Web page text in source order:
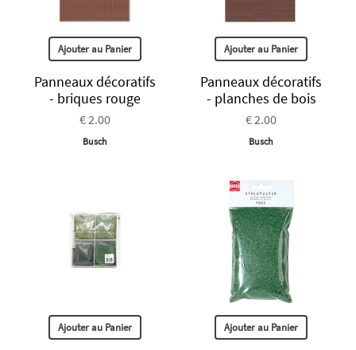
Ajouter au Panier
Panneaux décoratifs
- briques rouge
€ 2.00
Busch
Ajouter au Panier
Panneaux décoratifs
- planches de bois
€ 2.00
Busch
Ajouter au Panier Ajouter au Panier